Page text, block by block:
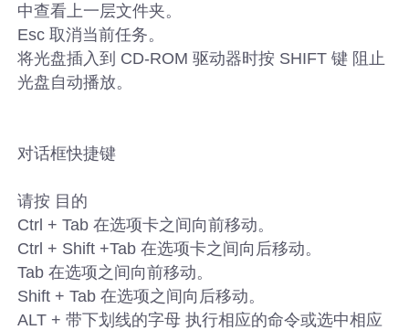
中查看上一层文件夹。
Esc 取消当前任务。
将光盘插入到 CD-ROM 驱动器时按 SHIFT 键 阻止
光盘自动播放。
对话框快捷键
请按 目的
Ctrl + Tab 在选项卡之间向前移动。
Ctrl + Shift +Tab 在选项卡之间向后移动。
Tab 在选项之间向前移动。
Shift + Tab 在选项之间向后移动。
ALT + 带下划线的字母 执行相应的命令或选中相应